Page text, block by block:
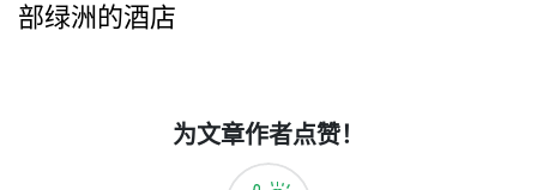
部绿洲的酒店
为文章作者点赞！